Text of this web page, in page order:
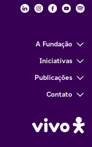
Fundação
Fundação
A Fundação
Iniciativas
Publicações
Contato